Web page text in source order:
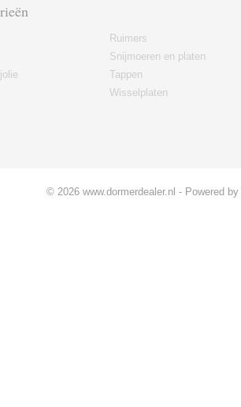
Ruimers
Snijmoeren en platen
Tappen
Wisselplaten
© 2026 www.dormerdealer.nl - Powered by